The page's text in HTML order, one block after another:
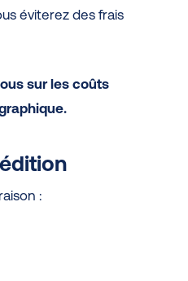
éviterez des frais
sur les coûts
: